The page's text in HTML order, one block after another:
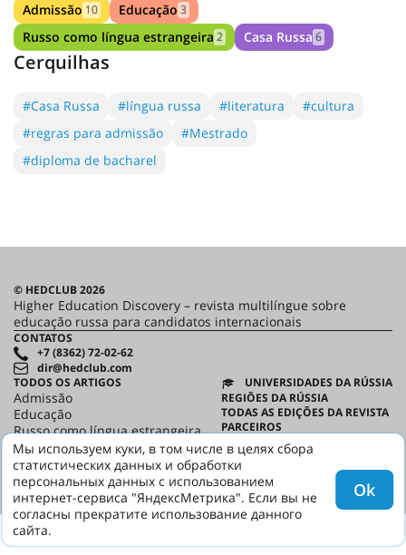
Admissão 10 Educação 3
Russo como língua estrangeira 2 Casa Russa 6
Cerquilhas
#Casa Russa #língua russa #literatura
#cultura
#regras para admissão
#Mestrado
#diploma de bacharel
© HEDCLUB 2026
Higher Education Discovery – revista multilíngue sobre
educação russa para candidatos internacionais
CONTATOS
+7 (8362) 72-02-62
dir@hedclub.com
TODOS OS ARTIGOS
Admissão
Educação
Russo como língua estrangeira
Casa Russa
UNIVERSIDADES DA RÚSSIA
REGIÕES DA RÚSSIA
TODAS AS EDIÇÕES DA REVISTA
PARCEIROS
CONTRATO DO USUÁRIO
CONFIDENCIALIDADE
HED
Мы используем куки, в том числе в целях сбора
статистических данных и обработки
персональных данных с использованием
интернет-сервиса "ЯндексМетрика". Если вы не
согласны прекратите использование данного
сайта.
Ok